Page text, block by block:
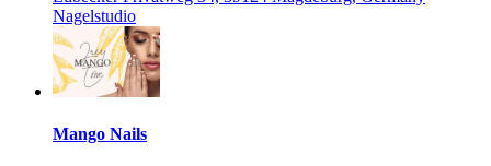
Nagelstudio
Mango Nails